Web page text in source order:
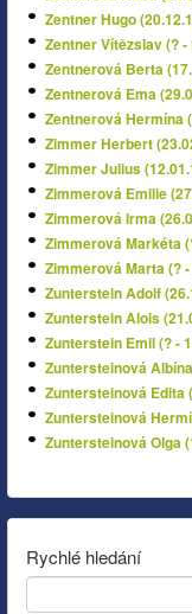
Zentner Hugo
Zentner Vítězslav (? -
Zentnerová Berta
Zentnerová Ema
Zentnerová Hermína
Zimmer Herbert
Zimmer Julius
Zimmerová Emilie
Zimmerová Irma
Zimmerová Markéta
Zimmerová Marta (?
Zunterstein Adolf
Zunterstein Alois
Zunterstein Emil (? -
Zuntersteinová
Zuntersteinová Edita
Zuntersteinová
Zuntersteinová Olga
Rychlé hledání